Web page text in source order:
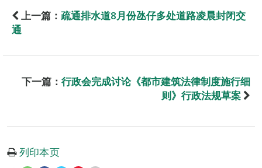
上一篇： 疏通排水道8月份氹仔多处道路凌晨封闭交
通
下一篇： 行政会完成讨论《都市建筑法律制度施行细
则》行政法规草案
列印本页